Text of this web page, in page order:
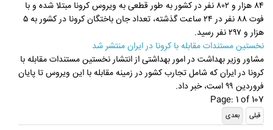
۸۴ هزار و ۸۰۲ نفر در کشور به طور قطعی به ویروس کرونا مبتلا شده و با
فوت ۸۸ نفر در ۲۴ ساعت گذشته، تعداد جان باختگان کرونا در کشور به ۵
هزار و ۲۹۷ نفر رسید.
نخستین مستندات مقابله با کرونا در ایران منتشر شد
مشاور وزیر بهداشت در امور بهداشتی از انتشار نخستین مستندات مقابله با
کرونا در ایران که شامل تجارب کشور در زمینه مقابله با این ویروس تا پایان
فروردین ۹۹ است، خبر داد.
Page: 1 of 107